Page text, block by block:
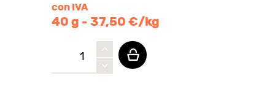
con IVA
40 g - 37,50 €/kg
Fideos